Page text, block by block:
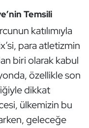
Temsili
katılımıyla
para atletizmin
biri olarak kabul
özellikle son
dikkat
ülkemizin bu
geleceğe